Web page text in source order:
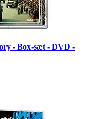
- Box-sæt - DVD -